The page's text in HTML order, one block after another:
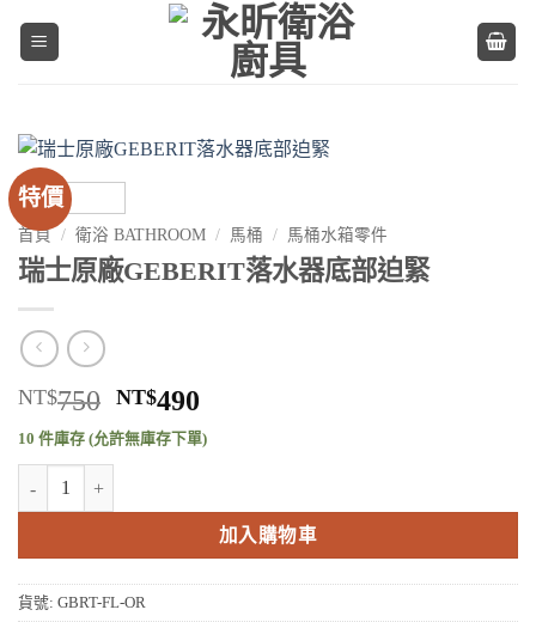
特價
首頁 / 衛浴 BATHROOM / 馬桶 / 馬桶水箱零件
瑞士原廠GEBERIT落水器底部迫緊
NT$750 原
始
NT$750。
NT$490
前
價
NT$490。
10 件庫存 (允許無庫存下單)
加入購物車
貨號: GBRT-FL-OR